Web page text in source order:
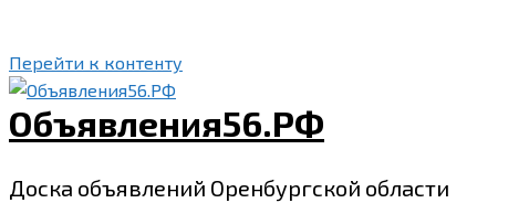
Перейти к контенту
Объявления56.РФ
Доска объявлений Оренбургской области